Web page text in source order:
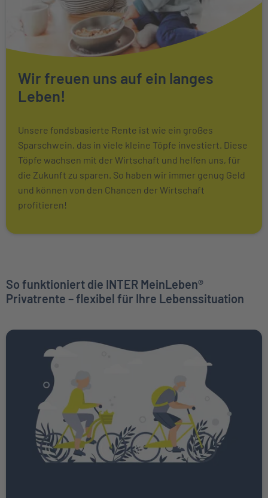
Wir freuen uns auf ein langes
Leben!
Unsere fondsbasierte Rente ist wie ein großes
Sparschwein, das in viele kleine Töpfe investiert. Diese
Töpfe wachsen mit der Wirtschaft und helfen uns, für
die Zukunft zu sparen. So haben wir immer genug Geld
und können von den Chancen der Wirtschaft
profitieren!
So funktioniert die INTER MeinLeben®
Privatrente – flexibel für Ihre Lebenssituation